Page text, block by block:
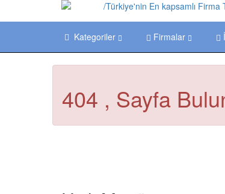
Kategoriler Firmalar
404 , Sayfa